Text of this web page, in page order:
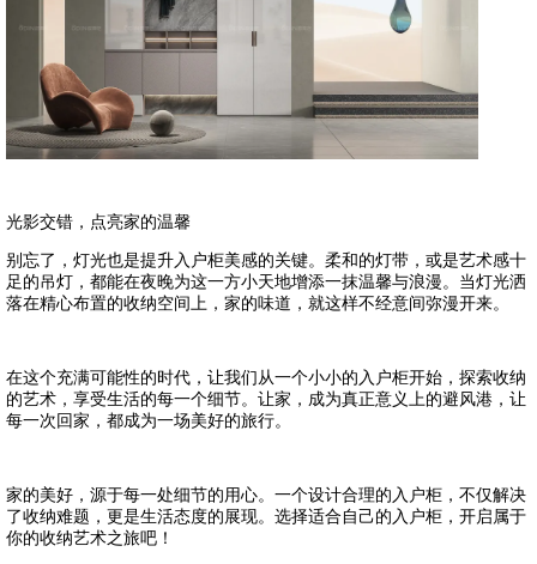
光影交错，点亮家的温馨
别忘了，灯光也是提升入户柜美感的关键。柔和的灯带，或是艺术感十
足的吊灯，都能在夜晚为这一方小天地增添一抹温馨与浪漫。当灯光洒
落在精心布置的收纳空间上，家的味道，就这样不经意间弥漫开来。
在这个充满可能性的时代，让我们从一个小小的入户柜开始，探索收纳
的艺术，享受生活的每一个细节。让家，成为真正意义上的避风港，让
每一次回家，都成为一场美好的旅行。
家的美好，源于每一处细节的用心。一个设计合理的入户柜，不仅解决
了收纳难题，更是生活态度的展现。选择适合自己的入户柜，开启属于
你的收纳艺术之旅吧！